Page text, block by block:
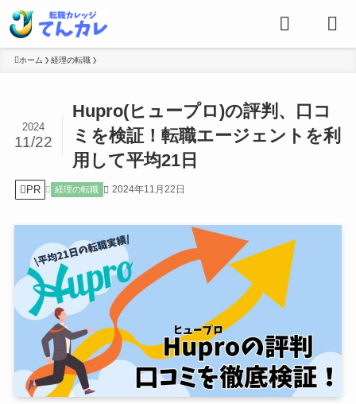
ホーム 経理の転職
Hupro(ヒュープロ)の評判、口コ
ミを検証！転職エージェントを利
用して平均21日
2024
11/22
PR 経理の転職 2024年11月22日